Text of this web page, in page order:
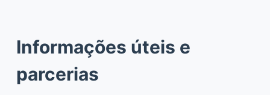
Informações úteis e
parcerias